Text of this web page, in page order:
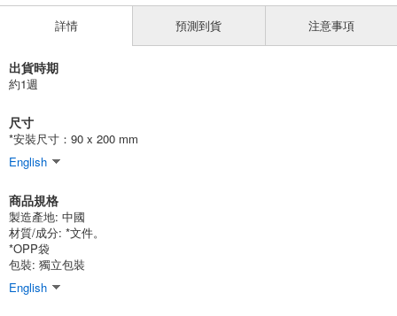
詳情
出貨時期
約1週
尺寸
*安裝尺寸：90 x 200 mm
English
商品規格
製造產地: 中國
材質/成分: *文件。
*OPP袋
包裝: 獨立包裝
English
預測到貨 注意事項